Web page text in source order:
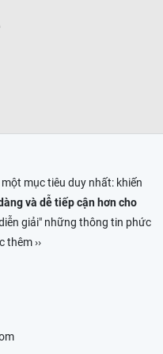
mục tiêu duy nhất: khiến
và dễ tiếp cận hơn cho
giải" những thông tin phức
thêm ››